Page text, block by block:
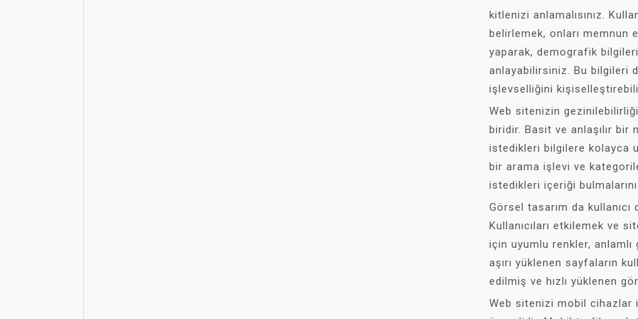
kitlenizi anlamalısınız.
belirlemek, onları memnun
yaparak, demografik
anlayabilirsiniz. Bu bilgileri
işlevselliğini
Web sitenizin
biridir. Basit ve anlaşılır bir
istedikleri bilgilere kolayca
bir arama işlevi ve
istedikleri içeriği
Görsel tasarım da
Kullanıcıları etkilemek ve
için uyumlu renkler,
aşırı yüklenen sayfaların
edilmiş ve hızlı yüklenen
Web sitenizi mobil cihazlar